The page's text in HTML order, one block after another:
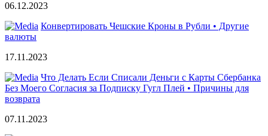
06.12.2023
Конвертировать Чешские Кроны в Рубли • Другие
валюты
17.11.2023
Что Делать Если Списали Деньги с Карты Сбербанка
Без Моего Согласия за Подписку Гугл Плей • Причины для
возврата
07.11.2023